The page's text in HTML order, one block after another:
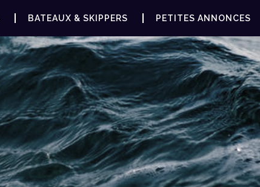
BATEAUX & SKIPPERS PETITES ANNONCES